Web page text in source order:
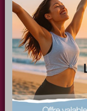
PLUS
EFFICACE